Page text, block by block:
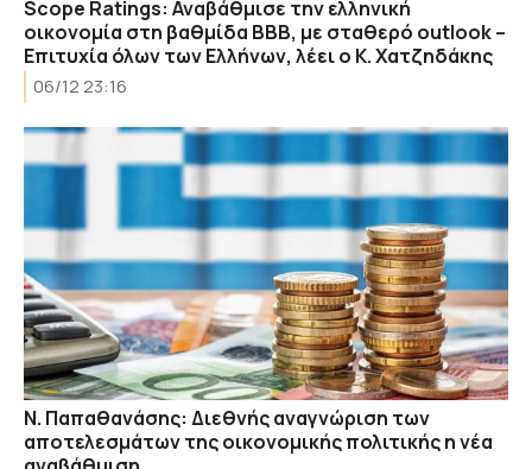
Scope Ratings: Αναβάθμισε την ελληνική
οικονομία στη βαθμίδα ΒΒΒ, με σταθερό outlook –
Επιτυχία όλων των Ελλήνων, λέει ο Κ. Χατζηδάκης
06/12 23:16
Ν. Παπαθανάσης: Διεθνής αναγνώριση των
αποτελεσμάτων της οικονομικής πολιτικής η νέα